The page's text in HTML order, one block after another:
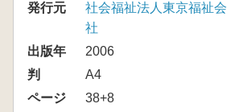
発行元
社会福祉法人東京福祉
社
出版年
2006
判
A4
ページ
38+8